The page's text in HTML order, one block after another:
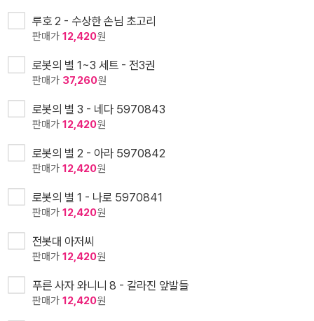
루호 2 - 수상한 손님 초고리
판매가 12,420원
로봇의 별 1~3 세트 - 전3권
판매가 37,260원
로봇의 별 3 - 네다 5970843
판매가 12,420원
로봇의 별 2 - 아라 5970842
판매가 12,420원
로봇의 별 1 - 나로 5970841
판매가 12,420원
전봇대 아저씨
판매가 12,420원
푸른 사자 와니니 8 - 갈라진 앞발들
판매가 12,420원